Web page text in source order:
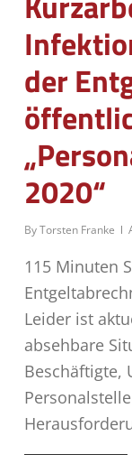
der
2020“
ByTorsten Franke
115 Minuten
Leider ist
absehbare
Beschäftigte,